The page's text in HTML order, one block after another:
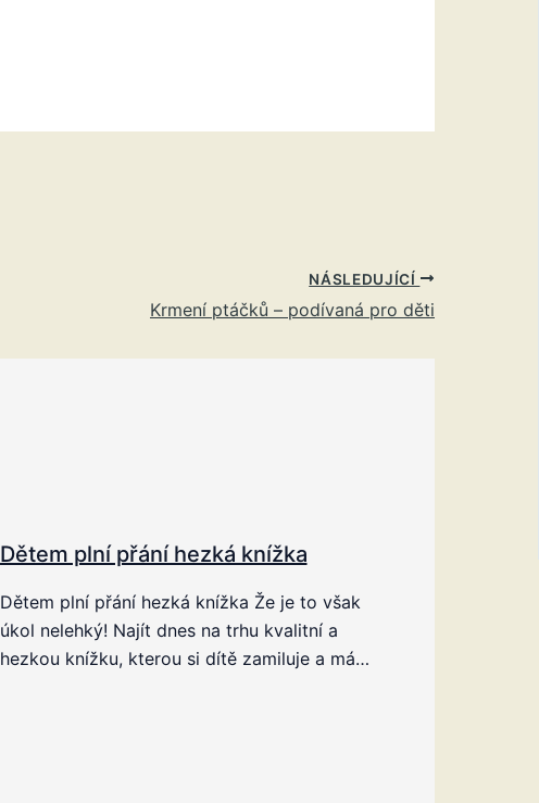
NÁSLEDUJÍCÍ
Krmení ptáčků – podívaná pro děti
Dětem plní přání hezká knížka
Dětem plní přání hezká knížka Že je to však
úkol nelehký! Najít dnes na trhu kvalitní a
hezkou knížku, kterou si dítě zamiluje a má…